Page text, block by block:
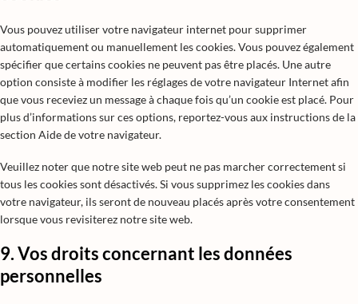
Vous pouvez utiliser votre navigateur internet pour supprimer
automatiquement ou manuellement les cookies. Vous pouvez également
spécifier que certains cookies ne peuvent pas être placés. Une autre
option consiste à modifier les réglages de votre navigateur Internet afin
que vous receviez un message à chaque fois qu’un cookie est placé. Pour
plus d’informations sur ces options, reportez-vous aux instructions de la
section Aide de votre navigateur.
Veuillez noter que notre site web peut ne pas marcher correctement si
tous les cookies sont désactivés. Si vous supprimez les cookies dans
votre navigateur, ils seront de nouveau placés après votre consentement
lorsque vous revisiterez notre site web.
9. Vos droits concernant les données
personnelles